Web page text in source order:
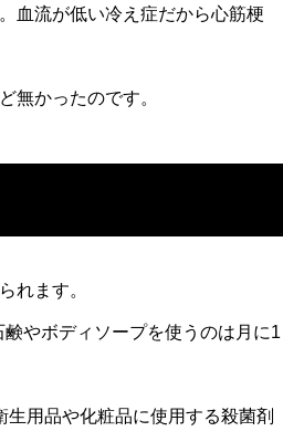
血流が低い冷え症だから心筋梗
無かったのです。
れます。
やボディソープを使うのは月に1
用品や化粧品に使用する殺菌剤